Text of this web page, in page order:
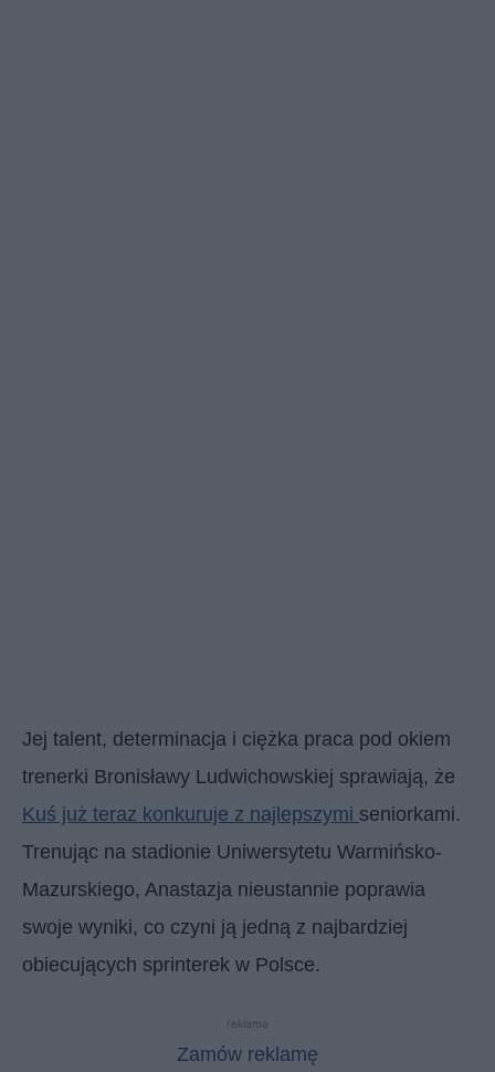
Jej talent, determinacja i ciężka praca pod okiem
trenerki Bronisławy Ludwichowskiej sprawiają, że
Kuś już teraz konkuruje z najlepszymi seniorkami.
Trenując na stadionie Uniwersytetu Warmińsko-
Mazurskiego, Anastazja nieustannie poprawia
swoje wyniki, co czyni ją jedną z najbardziej
obiecujących sprinterek w Polsce.
reklama
Zamów reklamę